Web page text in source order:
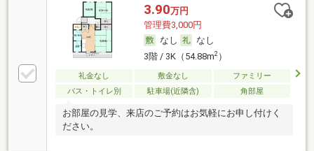
3.90万円
管理費3,000円
なし
なし
3階 / 3K（54.88m2）
礼金なし 敷金なし
ファミリー
バス・トイレ別
駐車場(近隣含) 角部屋
お部屋の見学、来店のご予約はお気軽にお申し付けく
ださい。